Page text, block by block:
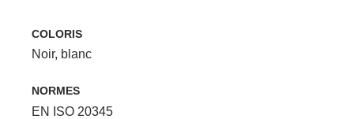
COLORIS
Noir, blanc
NORMES
EN ISO 20345